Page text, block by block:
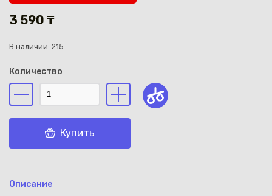
3 590 ₸
В наличии: 215
Количество
Купить
Описание